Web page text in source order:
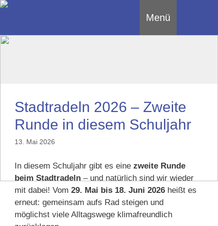
Zum
Menü
Stadtradeln 2026 – Zweite
Runde in diesem Schuljahr
13. Mai 2026
In diesem Schuljahr gibt es eine zweite Runde
beim Stadtradeln – und natürlich sind wir wieder
mit dabei! Vom 29. Mai bis 18. Juni 2026 heißt es
erneut: gemeinsam aufs Rad steigen und
möglichst viele Alltagswege klimafreundlich